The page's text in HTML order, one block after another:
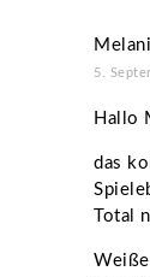
5.
Hallo
das
Total